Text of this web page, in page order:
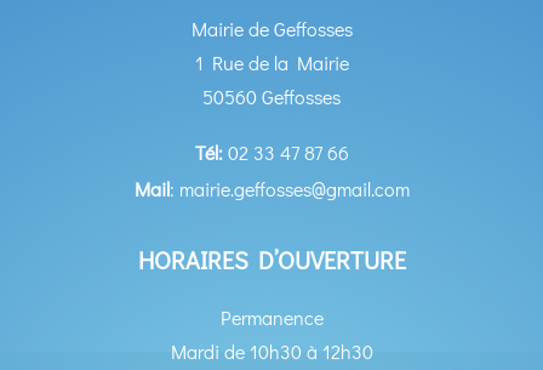
Mairie de Geffosses
1 Rue de la Mairie
50560 Geffosses
Tél:02 33 47 87 66
Mail: mairie.geffosses@gmail.com
HORAIRES D’OUVERTURE
Permanence
Mardi de 10h30 à 12h30